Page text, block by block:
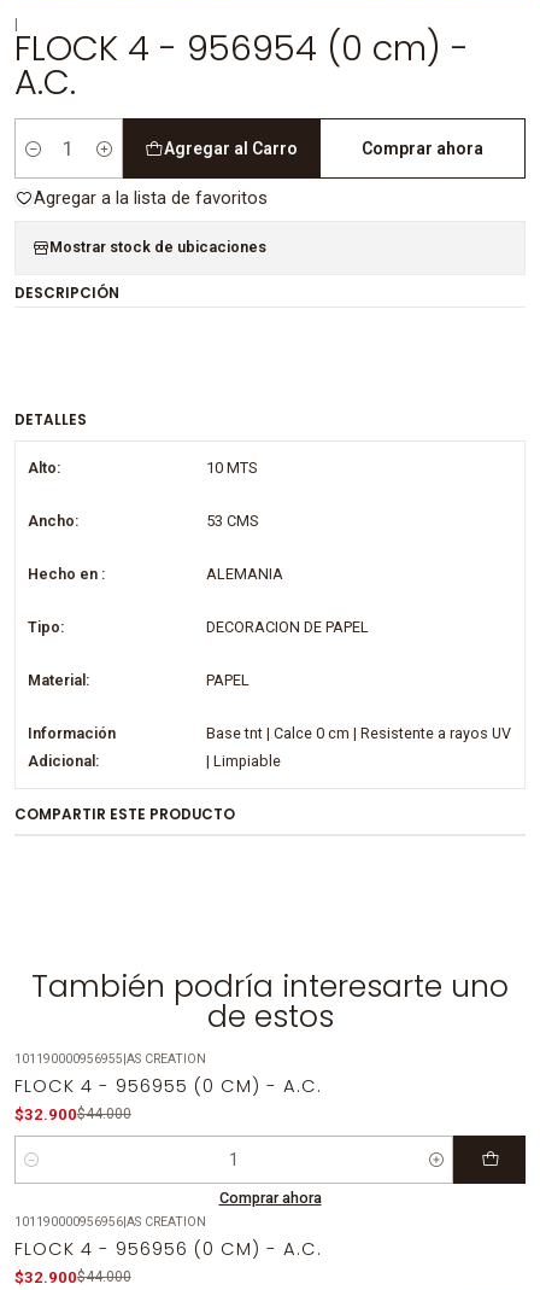
FLOCK 4 - 956954 (0 cm) -
A.C.
Cantidad
Agregar al Carro Comprar ahora
Agregar a la lista de favoritos
Mostrar stock de ubicaciones
DESCRIPCIÓN
DETALLES
Alto: 10 MTS
Ancho: 53 CMS
Hecho en : ALEMANIA
Tipo: DECORACION DE PAPEL
Material: PAPEL
Información
Adicional:
Base tnt | Calce 0 cm | Resistente a rayos UV
| Limpiable
COMPARTIR ESTE PRODUCTO
También podría interesarte uno
de estos
101190000956955|AS CREATION
FLOCK 4 - 956955 (0 CM) - A.C.
$32.900$44.000
Cantidad
Comprar ahora
101190000956956|AS CREATION
FLOCK 4 - 956956 (0 CM) - A.C.
$32.900$44.000